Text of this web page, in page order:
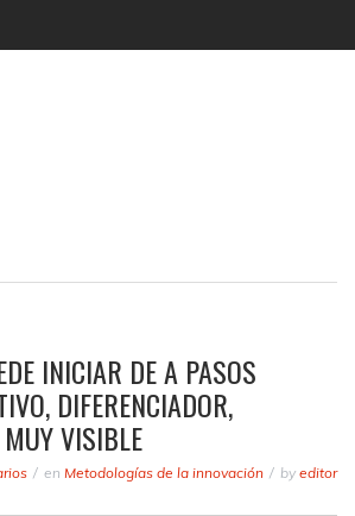
INICIAR DE A PASOS
DIFERENCIADOR,
VISIBLE
en Metodologías de la innovación by editor